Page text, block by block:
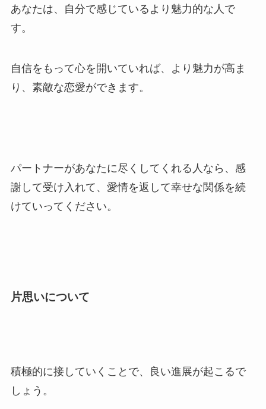
あなたは、自分で感じているより魅力的な人で
す。
自信をもって心を開いていれば、より魅力が高ま
り、素敵な恋愛ができます。
パートナーがあなたに尽くしてくれる人なら、感
謝して受け入れて、愛情を返して幸せな関係を続
けていってください。
片思いについて
積極的に接していくことで、良い進展が起こるで
しょう。